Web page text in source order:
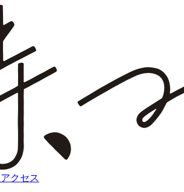
アクセス